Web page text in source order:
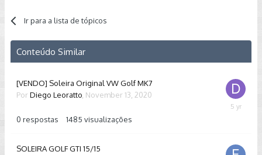
Ir para a lista de tópicos
Conteúdo Similar
[VENDO] Soleira Original VW Golf MK7
Por Diego Leoratto November 13, 2020
0 respostas 1485 visualizações
SOLEIRA GOLF GTI 15/15